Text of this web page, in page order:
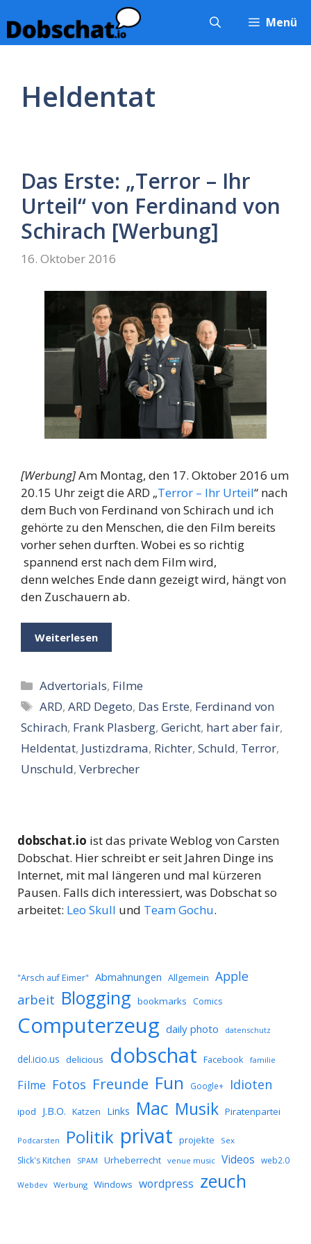
Inhalt
springen
Menü
Heldentat
Das Erste: „Terror – Ihr
Urteil“ von Ferdinand von
Schirach [Werbung]
16. Oktober 2016
[Werbung]Am Montag, den 17. Oktober 2016 um
20.15 Uhr zeigt die ARD „Terror – Ihr Urteil“ nach
dem Buch von Ferdinand von Schirach und ich
gehörte zu den Menschen, die den Film bereits
vorher sehen durften. Wobei es so richtig
spannend erst nach dem Film wird,
denn welches Ende dann gezeigt wird, hängt von
den Zuschauern ab.
Weiterlesen
Kategorien
Advertorials, Filme
Schlagwörter
ARD,ARD Degeto, Das Erste, Ferdinand von
Schirach, Frank Plasberg, Gericht, hart aber fair,
Heldentat, Justizdrama, Richter, Schuld, Terror,
Unschuld, Verbrecher
dobschat.io ist das private Weblog von Carsten
Dobschat. Hier schreibt er seit Jahren Dinge ins
Internet, mit mal längeren und mal kürzeren
Pausen. Falls dich interessiert, was Dobschat so
arbeitet: Leo Skull und Team Gochu.
"Arsch auf Eimer" Abmahnungen Allgemein Apple
arbeit Blogging bookmarks Comics
Computerzeug daily photo datenschutz
del.icio.us delicious dobschat Facebook familie
Filme Fotos Freunde Fun Google+ Idioten
ipod J.B.O. Katzen Links Mac Musik Piratenpartei
Podcarsten Politik privat projekte Sex
Slick's Kitchen SPAM Urheberrecht venue music Videos web2.0
Webdev Werbung Windows wordpress zeuch